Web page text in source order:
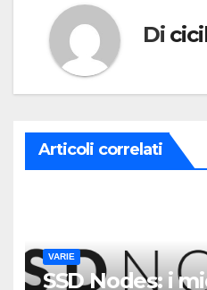
Di
Articoli correlati
VARIE
SSD Nodes: i